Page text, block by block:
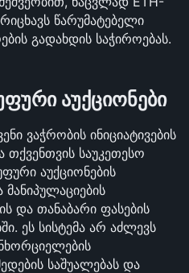
წარუმატებელი
გადახდის საჭიროებას.
აუქციონები
ვაჭრობის ინიციატივების
თქვენთვის საუკეთესო
აუქციონების
და თანაბარი ფასების
ეს სისტემა არ აძლევს
საშუალებას და